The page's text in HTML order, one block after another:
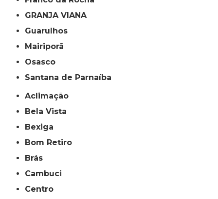
GRANJA VIANA
Guarulhos
Mairiporã
Osasco
Santana de Parnaíba
Aclimação
Bela Vista
Bexiga
Bom Retiro
Brás
Cambuci
Centro